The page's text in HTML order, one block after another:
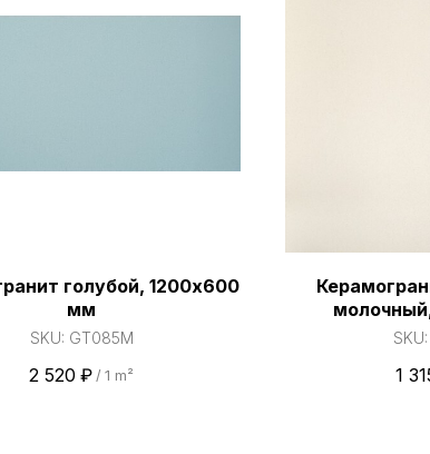
голубой, 1200х600
мм
SKU: GT085M
2 520 ₽ / 1 m²
SKU:
1